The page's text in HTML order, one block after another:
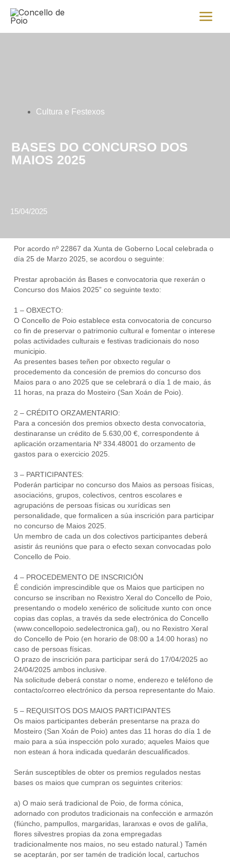
contenido
Main
Menu
Cultura e Festexos
BASES DO CONCURSO DOS
MAIOS 2025
15/04/2025
Por acordo nº 22867 da Xunta de Goberno Local celebrada o
día 25 de Marzo 2025, se acordou o seguinte:
Prestar aprobación ás Bases e convocatoria que rexerán o
Concurso dos Maios 2025” co seguinte texto:
1 – OBXECTO:
O Concello de Poio establece esta convocatoria de concurso
co fin de preservar o patrimonio cultural e fomentar o interese
polas actividades culturais e festivas tradicionais do noso
municipio.
As presentes bases teñen por obxecto regular o
procedemento da concesión de premios do concurso dos
Maios para o ano 2025 que se celebrará o día 1 de maio, ás
11 horas, na praza do Mosteiro (San Xoán de Poio).
2 – CRÉDITO ORZAMENTARIO:
Para a concesión dos premios obxecto desta convocatoria,
destinaranse un crédito de 5.630,00 €, correspondente á
aplicación orzamentaria Nº 334.48001 do orzamento de
gastos para o exercicio 2025.
3 – PARTICIPANTES:
Poderán participar no concurso dos Maios as persoas físicas,
asociacións, grupos, colectivos, centros escolares e
agrupacións de persoas físicas ou xurídicas sen
personalidade, que formalicen a súa inscrición para participar
no concurso de Maios 2025.
Un membro de cada un dos colectivos participantes deberá
asistir ás reunións que para o efecto sexan convocadas polo
Concello de Poio.
4 – PROCEDEMENTO DE INSCRICIÓN
É condición imprescindible que os Maios que participen no
concurso se inscriban no Rexistro Xeral do Concello de Poio,
presentando o modelo xenérico de solicitude xunto con once
copias das coplas, a través da sede electrónica do Concello
(www.concellopoio.sedelectronica.gal), ou no Rexistro Xeral
do Concello de Poio (en horario de 08:00 a 14:00 horas) no
caso de persoas físicas.
O prazo de inscrición para participar será do 17/04/2025 ao
24/04/2025 ambos inclusive.
Na solicitude deberá constar o nome, enderezo e teléfono de
contacto/correo electrónico da persoa representante do Maio.
5 – REQUISITOS DOS MAIOS PARTICIPANTES
Os maios participantes deberán presentarse na praza do
Mosteiro (San Xoán de Poio) antes das 11 horas do día 1 de
maio para a súa inspección polo xurado; aqueles Maios que
non estean á hora indicada quedarán descualificados.
Serán susceptibles de obter os premios regulados nestas
bases os maios que cumpran os seguintes criterios:
a) O maio será tradicional de Poio, de forma cónica,
adornado con produtos tradicionais na confección e armazón
(fiúncho, pampullos, margaridas, laranxas e ovos de galiña,
flores silvestres propias da zona empregadas
tradicionalmente nos maios, no seu estado natural.) Tamén
se aceptarán, por ser tamén de tradición local, cartuchos